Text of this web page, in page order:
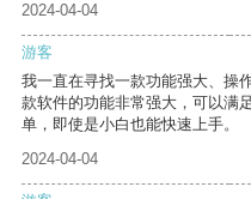
2024-04-04
游客
我一直在寻找一款功能强大、操
款软件的功能非常强大，可以满
单，即使是小白也能快速上手。
2024-04-04